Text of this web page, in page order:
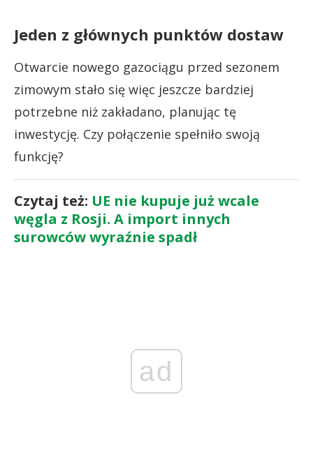
Jeden z głównych punktów dostaw
Otwarcie nowego gazociągu przed sezonem
zimowym stało się więc jeszcze bardziej
potrzebne niż zakładano, planując tę
inwestycję. Czy połączenie spełniło swoją
funkcję?
Czytaj też: UE nie kupuje już wcale
węgla z Rosji. A import innych
surowców wyraźnie spadł
ad